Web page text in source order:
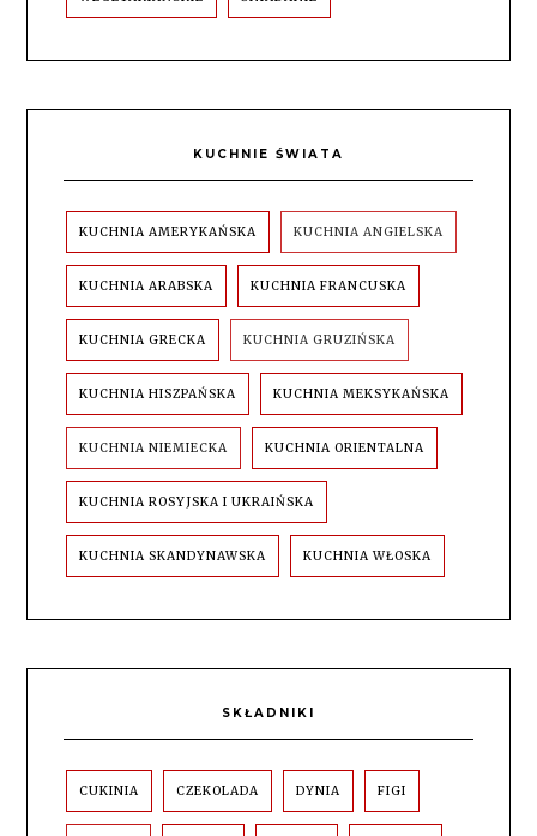
KUCHNIE ŚWIATA
KUCHNIA AMERYKAŃSKA KUCHNIA ANGIELSKA
KUCHNIA ARABSKA KUCHNIA FRANCUSKA
KUCHNIA GRECKA KUCHNIA GRUZIŃSKA
KUCHNIA HISZPAŃSKA KUCHNIA MEKSYKAŃSKA
KUCHNIA NIEMIECKA KUCHNIA ORIENTALNA
KUCHNIA ROSYJSKA I UKRAIŃSKA
KUCHNIA SKANDYNAWSKA KUCHNIA WŁOSKA
SKŁADNIKI
CUKINIA CZEKOLADA DYNIA FIGI